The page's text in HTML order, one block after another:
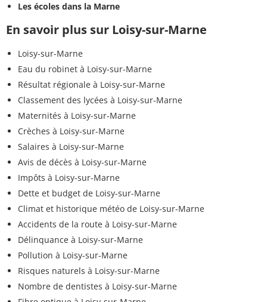
Les écoles dans la Marne
En savoir plus sur Loisy-sur-Marne
Loisy-sur-Marne
Eau du robinet à Loisy-sur-Marne
Résultat régionale à Loisy-sur-Marne
Classement des lycées à Loisy-sur-Marne
Maternités à Loisy-sur-Marne
Crèches à Loisy-sur-Marne
Salaires à Loisy-sur-Marne
Avis de décès à Loisy-sur-Marne
Impôts à Loisy-sur-Marne
Dette et budget de Loisy-sur-Marne
Climat et historique météo de Loisy-sur-Marne
Accidents de la route à Loisy-sur-Marne
Délinquance à Loisy-sur-Marne
Pollution à Loisy-sur-Marne
Risques naturels à Loisy-sur-Marne
Nombre de dentistes à Loisy-sur-Marne